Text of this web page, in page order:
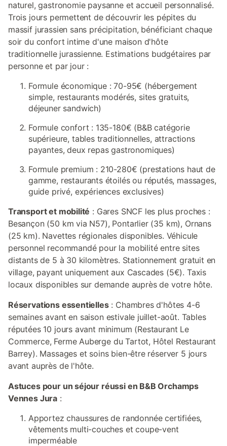
naturel, gastronomie paysanne et accueil personnalisé.
Trois jours permettent de découvrir les pépites du
massif jurassien sans précipitation, bénéficiant chaque
soir du confort intime d'une maison d'hôte
traditionnelle jurassienne. Estimations budgétaires par
personne et par jour :
Formule économique : 70-95€ (hébergement
simple, restaurants modérés, sites gratuits,
déjeuner sandwich)
Formule confort : 135-180€ (B&B catégorie
supérieure, tables traditionnelles, attractions
payantes, deux repas gastronomiques)
Formule premium : 210-280€ (prestations haut de
gamme, restaurants étoilés ou réputés, massages,
guide privé, expériences exclusives)
Transport et mobilité : Gares SNCF les plus proches :
Besançon (50 km via N57), Pontarlier (35 km), Ornans
(25 km). Navettes régionales disponibles. Véhicule
personnel recommandé pour la mobilité entre sites
distants de 5 à 30 kilomètres. Stationnement gratuit en
village, payant uniquement aux Cascades (5€). Taxis
locaux disponibles sur demande auprès de votre hôte.
Réservations essentielles: Chambres d'hôtes 4-6
semaines avant en saison estivale juillet-août. Tables
réputées 10 jours avant minimum (Restaurant Le
Commerce, Ferme Auberge du Tartot, Hôtel Restaurant
Barrey). Massages et soins bien-être réserver 5 jours
avant auprès de l'hôte.
Astuces pour un séjour réussi en B&B Orchamps
Vennes Jura :
Apportez chaussures de randonnée certifiées,
vêtements multi-couches et coupe-vent
imperméable